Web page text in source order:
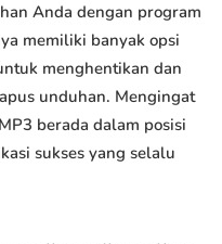
Anda dengan program
memiliki banyak opsi
menghentikan dan
unduhan. Mengingat
berada dalam posisi
sukses yang selalu